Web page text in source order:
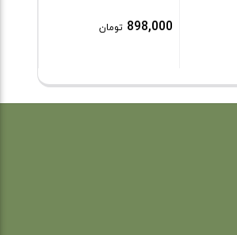
898,000 تومان